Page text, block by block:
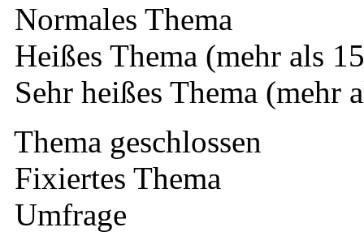
Normales Thema
Heißes Thema (mehr als
Sehr heißes Thema (mehr
Thema geschlossen
Fixiertes Thema
Umfrage